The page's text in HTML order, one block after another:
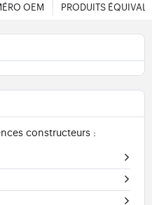
OEM PRODUITS
constructeurs :